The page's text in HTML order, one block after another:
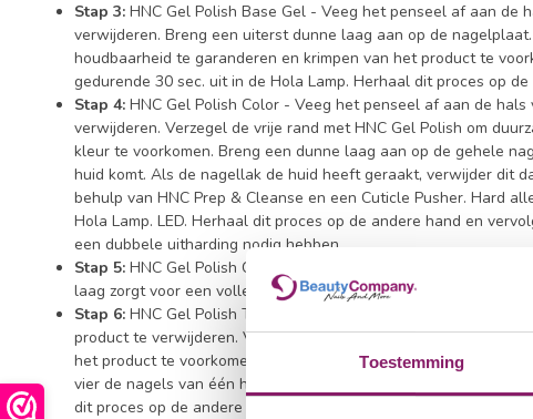
Toestemming
Stap 3: HNC Gel Polish Base Gel - Veeg het penseel af aan
verwijderen. Breng een uiterst dunne laag aan op de
houdbaarheid te garanderen en krimpen van het product te
gedurende 30 sec. uit in de Hola Lamp. Herhaal dit proces op
Stap 4: HNC Gel Polish Color - Veeg het penseel af aan de
verwijderen. Verzegel de vrije rand met HNC Gel Polish om
kleur te voorkomen. Breng een dunne laag aan op de gehele
huid komt. Als de nagellak de huid heeft geraakt, verwijder dit
behulp van HNC Prep & Cleanse en een Cuticle Pusher. Hard
Hola Lamp. LED. Herhaal dit proces op de andere hand en
een dubbele uitharding nodig hebben.
Stap 5: HNC Gel Polish Color - Breng een tweede dunne laag
laag zorgt voor een volledige dekking.
Stap 6: HNC Gel Polish Top Gel naar keuze - Veeg het penseel
product te verwijderen. Verzegel de vrije rand van de nagel om
het product te voorkomen. Breng een dunne laag HNC Gel
vier de nagels van één hand. Hard alle vier de nagels
dit proces op de andere hand en vervolgens op de duimen.